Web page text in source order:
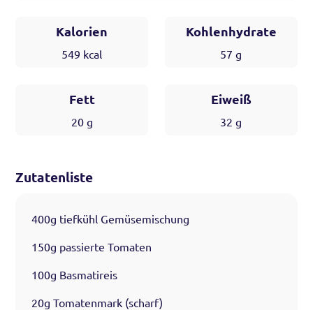
Kalorien
549 kcal
Kohlenhydrate
57 g
Fett
20g
Eiweiß
32 g
Zutatenliste
400g tiefkühl Gemüsemischung
150g passierte Tomaten
100g Basmatireis
20g Tomatenmark (scharf)